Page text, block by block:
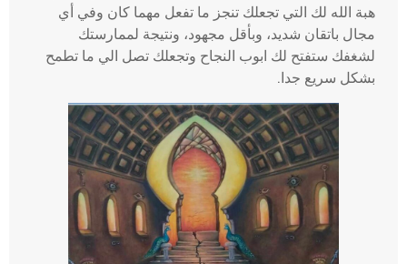
هبة الله لك التي تجعلك تنجز ما تفعل مهما كان وفي أي
مجال باتقان شديد، وبأقل مجهود، ونتيجة لممارستك
لشغفك ستفتح لك ابوب النجاح وتجعلك تصل الي ما تطمح
بشكل سريع جدا.